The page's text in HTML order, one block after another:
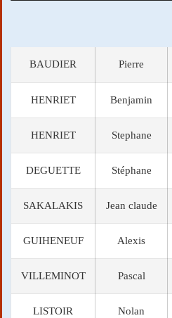
BAUDIER Pierre
HENRIET Benjamin
HENRIET Stephane
DEGUETTE Stéphane
SAKALAKIS Jean claude
GUIHENEUF Alexis
VILLEMINOT Pascal
LISTOIR Nolan